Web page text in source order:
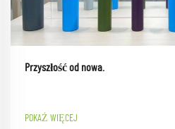
Przyszłość od nowa.
POKAŻ WIĘCEJ